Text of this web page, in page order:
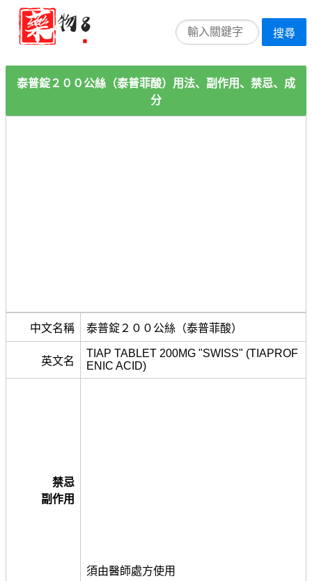
搜尋
泰普錠２００公絲（泰普菲酸）用法、副作用、禁忌、成
分
中文名稱 泰普錠２００公絲（泰普菲酸）
英文名
TIAP TABLET 200MG "SWISS" (TIAPROF
ENIC ACID)
禁忌
副作用
須由醫師處方使用